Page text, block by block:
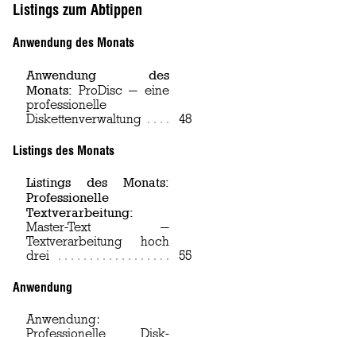
Listings zum Abtippen
Anwendung des Monats
Anwendung des
Monats: ProDisc — eine
professionelle
Diskettenverwaltung
Page
48
Listings des Monats
Listings des Monats:
Professionelle
Textverarbeitung:
Master-Text —
Textverarbeitung hoch
drei
Page
55
Anwendung
Anwendung:
Professionelle Disk-